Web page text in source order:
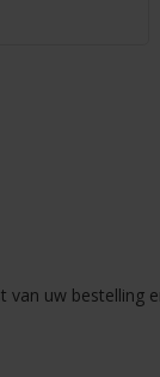
uw bestelling